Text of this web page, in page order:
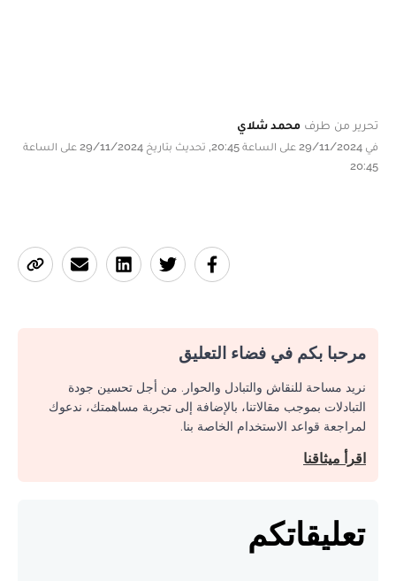
تحرير من طرف محمد شلاي
في 29/11/2024 على الساعة 20:45, تحديث بتاريخ 29/11/2024 على الساعة
20:45
مرحبا بكم في فضاء التعليق
نريد مساحة للنقاش والتبادل والحوار. من أجل تحسين جودة
التبادلات بموجب مقالاتنا، بالإضافة إلى تجربة مساهمتك، ندعوك
لمراجعة قواعد الاستخدام الخاصة بنا.
اقرأ ميثاقنا
تعليقاتكم